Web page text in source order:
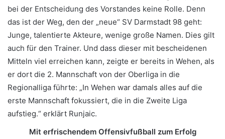
bei der Entscheidung des Vorstandes keine Rolle. Denn
das ist der Weg, den der „neue“ SV Darmstadt 98 geht:
Junge, talentierte Akteure, wenige große Namen. Dies gilt
auch für den Trainer. Und dass dieser mit bescheidenen
Mitteln viel erreichen kann, zeigte er bereits in Wehen, als
er dort die 2. Mannschaft von der Oberliga in die
Regionalliga führte: „In Wehen war damals alles auf die
erste Mannschaft fokussiert, die in die Zweite Liga
aufstieg.“ erklärt Runjaic.
Mit erfrischendem Offensivfußball zum Erfolg